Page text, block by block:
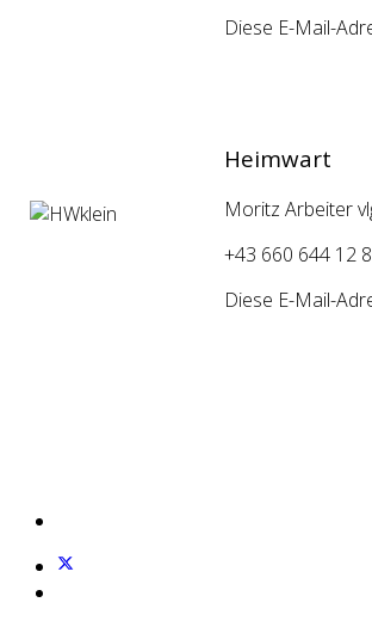
Diese E-Mail-
Heimwart
Moritz Arbeiter
+43 660 644 12
Diese E-Mail-